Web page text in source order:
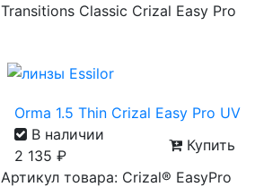
Transitions Classic Crizal Easy Pro
Orma 1.5 Thin Crizal Easy Pro UV
В наличии
2 135 ₽
Купить
Артикул товара: Crizal® EasyPro